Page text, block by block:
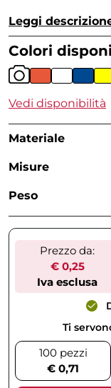
Leggi
Colori
Vedi disponibilità
Materiale
Misure
Peso
Prezzo da:
€ 0,25
Iva esclusa
Ti
100 pezzi
€ 0,71